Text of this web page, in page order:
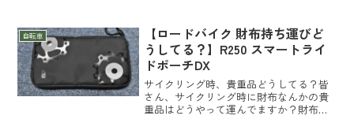
様々です。インソールの話をした後で家
に帰って調べてみると基本ど...
自転車
【ロードバイク 財布持ち運びど
うしてる？】R250 スマートライ
ドポーチDX
サイクリング時、貴重品どうしてる？皆
さん、サイクリング時に財布なんかの貴
重品はどうやって運んでますか？財布や